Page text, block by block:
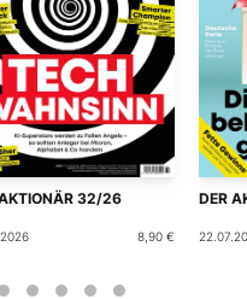
32/26
8,90 €
DER